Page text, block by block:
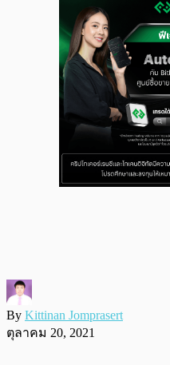
By Kittinan Jomprasert
ตุลาคม 20, 2021